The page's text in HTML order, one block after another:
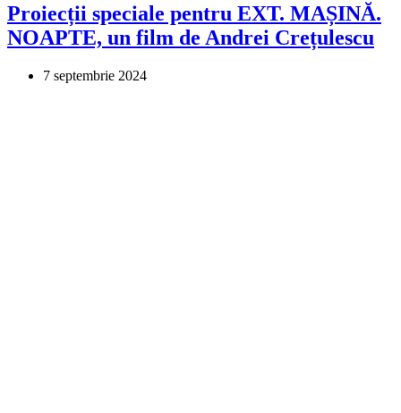
Proiecții speciale pentru EXT. MAȘINĂ.
NOAPTE, un film de Andrei Crețulescu
7 septembrie 2024